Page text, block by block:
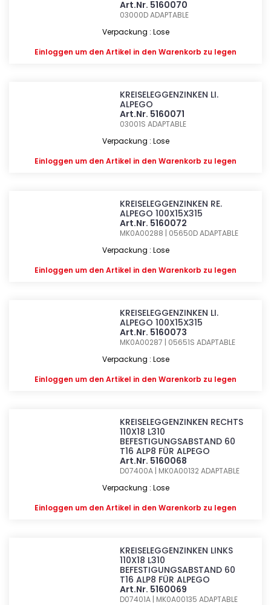
Art.Nr. 5160070
03000DADAPTABLE
Verpackung : Lose
Einloggen um den Artikel in den Warenkorb zu legen
KREISELEGGENZINKEN LI.
ALPEGO
Art.Nr. 5160071
03001SADAPTABLE
Verpackung : Lose
Einloggen um den Artikel in den Warenkorb zu legen
KREISELEGGENZINKEN RE.
ALPEGO 100X15X315
Art.Nr. 5160072
MK0A00288 | 05650DADAPTABLE
Verpackung : Lose
Einloggen um den Artikel in den Warenkorb zu legen
KREISELEGGENZINKEN LI.
ALPEGO 100X15X315
Art.Nr. 5160073
MK0A00287 | 05651SADAPTABLE
Verpackung : Lose
Einloggen um den Artikel in den Warenkorb zu legen
KREISELEGGENZINKEN RECHTS
110X18 L310
BEFESTIGUNGSABSTAND 60
T16 ALP8 FÜR ALPEGO
Art.Nr. 5160068
D07400A | MK0A00132ADAPTABLE
Verpackung : Lose
Einloggen um den Artikel in den Warenkorb zu legen
KREISELEGGENZINKEN LINKS
110X18 L310
BEFESTIGUNGSABSTAND 60
T16 ALP8 FÜR ALPEGO
Art.Nr. 5160069
D07401A | MK0A00135ADAPTABLE